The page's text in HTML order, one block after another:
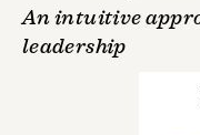
An intuitive
leadership